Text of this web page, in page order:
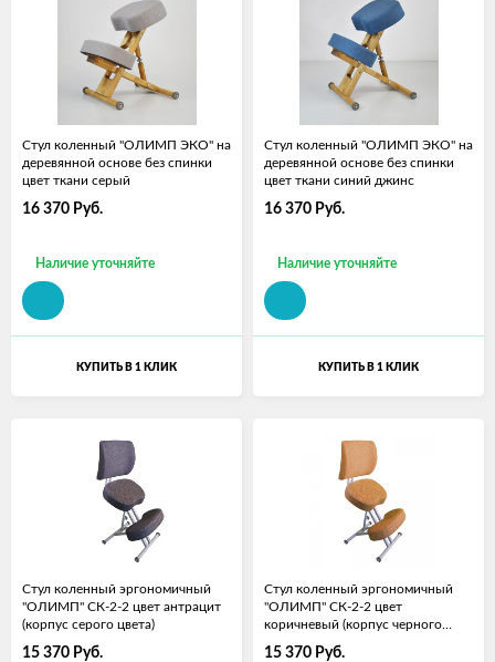
Стул коленный "ОЛИМП ЭКО" на
деревянной основе без спинки
цвет ткани серый
16 370 Руб.
Наличие уточняйте
КУПИТЬ В 1 КЛИК
Стул коленный "ОЛИМП ЭКО" на
деревянной основе без спинки
цвет ткани синий джинс
16 370 Руб.
Наличие уточняйте
КУПИТЬ В 1 КЛИК
Стул коленный эргономичный
"ОЛИМП" СК-2-2 цвет антрацит
(корпус серого цвета)
15 370 Руб.
Стул коленный эргономичный
"ОЛИМП" СК-2-2 цвет
коричневый (корпус черного
15 370 Руб.